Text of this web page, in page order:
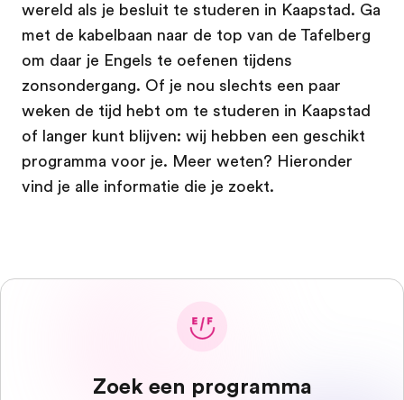
Carrières
Kom bij ons team
wereld als je besluit te studeren in Kaapstad. Ga
met de kabelbaan naar de top van de Tafelberg
om daar je Engels te oefenen tijdens
zonsondergang. Of je nou slechts een paar
weken de tijd hebt om te studeren in Kaapstad
of langer kunt blijven: wij hebben een geschikt
programma voor je. Meer weten? Hieronder
vind je alle informatie die je zoekt.
Zoek een programma